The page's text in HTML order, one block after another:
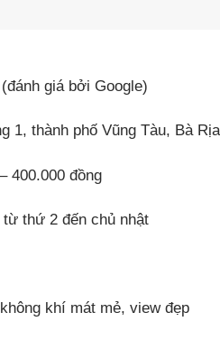
giá bởi Google)
1, thành phố Vũng Tàu, Bà
400.000 đồng
từ thứ 2 đến chủ nhật
khí mát mẻ, view đẹp